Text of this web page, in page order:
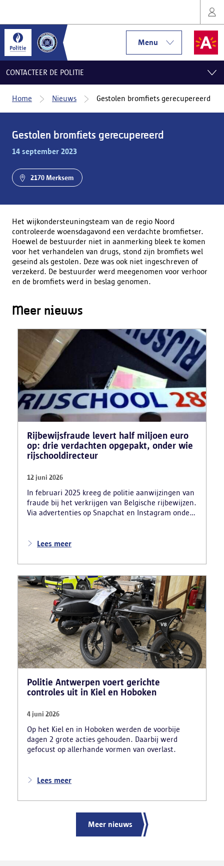
Menu
CONTACTEER DE POLITIE
Home Nieuws Gestolen bromfiets gerecupereerd
Gestolen bromfiets gerecupereerd
14 september 2023
2170 Merksem
Het wijkondersteuningsteam van de regio Noord
controleerde woensdagavond een verdachte bromfietser.
Hoewel de bestuurder niet in aanmerking bleek te komen
voor het verhandelen van drugs, stond zijn bromfiets wel
geseind als gestolen. Deze was ook niet ingeschreven of
verzekerd. De bestuurder werd meegenomen voor verhoor
en de bromfiets werd in beslag genomen.
Meer nieuws
Rijbewijsfraude levert half miljoen euro
op: drie verdachten opgepakt, onder wie
rijschooldirecteur
12 juni 2026
In februari 2025 kreeg de politie aanwijzingen van
fraude bij het verkrijgen van Belgische rijbewijzen.
Via advertenties op Snapchat en Instagram onder
aan. Daarnaast maakten zij reclame voor het
effectief lessen te volgen en voor fraude bij
bracht ook een rijschooldirecteur in beeld die
examenfraude organiseerde,
bekwaamheidsattesten afleverde zonder vereiste
opleiding en een vervalst uittreksel uit het
strafregister gebruikte.
Lees meer
Politie Antwerpen voert gerichte
controles uit in Kiel en Hoboken
4 juni 2026
Op het Kiel en in Hoboken werden de voorbije
dagen 2 grote acties gehouden. Daarbij werd
gefocust op allerhande vormen van overlast.
Lees meer
Meer nieuws